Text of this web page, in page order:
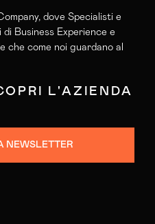
dove Specialisti e
Business Experience e
che come noi guardano al
L'AZIENDA
NEWSLETTER